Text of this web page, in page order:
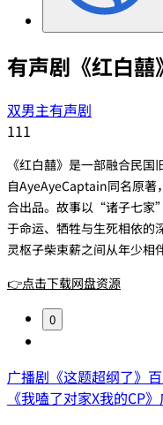
有声剧《红白囍
双男主有声剧
111
《红白囍》是一部融合民
自AyeAyeCaptain同名原著
合出品。故事以“诸子七家
于命运、牺牲与生死相依的
灵枢子柴束薪之间从年少相
👉点击下载网盘资源
0
广播剧《这题超纲了》
《我嗑了对家X我的CP